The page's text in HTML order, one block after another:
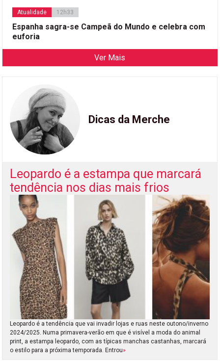
Atualidade 12h33
Espanha sagra-se Campeã do Mundo e celebra com
euforia
Ver Mais
Dicas da Merche
Leopardo é a estampa que marcará
tendência nos dias mais frios
Leopardo é a tendência que vai invadir lojas e ruas neste outono/inverno
2024/2025. Numa primavera-verão em que é visível a moda do animal
print, a estampa leopardo, com as típicas manchas castanhas, marcará
o estilo para a próxima temporada. Entrou»